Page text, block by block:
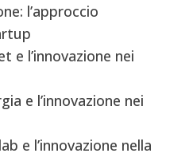
l’approccio
e l’innovazione nei
e l’innovazione nei
e l’innovazione nella